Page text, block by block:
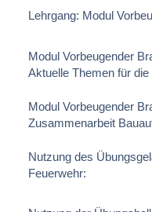
Lehrgang: Modul
Modul Vorbeugender
Aktuelle Themen für
Modul Vorbeugender
Zusammenarbeit
Nutzung des
Feuerwehr: